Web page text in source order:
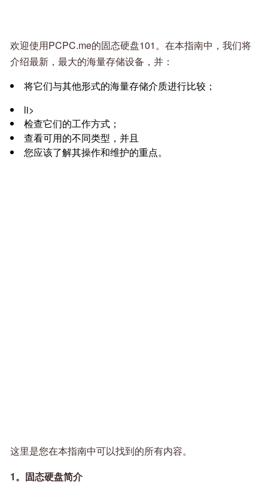
欢迎使用PCPC.me的固态硬盘101。在本指南中，我们将
介绍最新，最大的海量存储设备，并：
将它们与其他形式的海量存储介质进行比较；
li>
检查它们的工作方式；
查看可用的不同类型，并且
您应该了解其操作和维护的重点。
这里是您在本指南中可以找到的所有内容。
1。固态硬盘简介